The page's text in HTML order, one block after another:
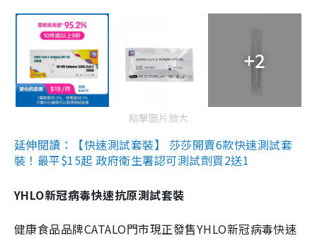
+2
點擊圖片放大
延伸閱讀：【快速測試套裝】 莎莎開賣6款快速測試套
裝！最平$15起 政府衛生署認可測試劑買2送1
YHLO新冠病毒快速抗原測試套裝
健康食品品牌CATALO門市現正發售YHLO新冠病毒快速